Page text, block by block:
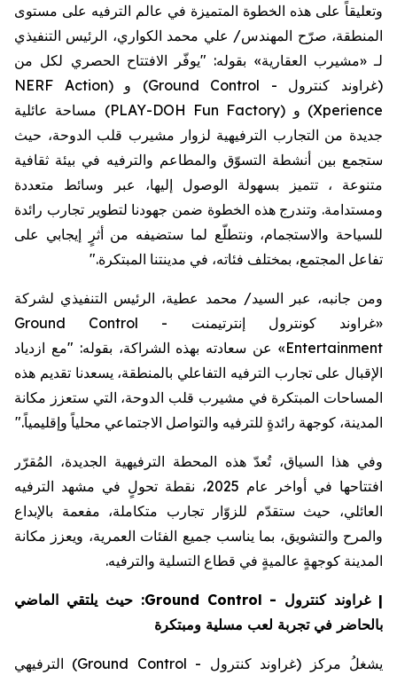
وتعليقاً على هذه الخطوة المتميزة في عالم الترفيه على مستوى
المنطقة، صرّح المهندس/ علي محمد الكواري، الرئيس التنفيذي
لـ «مشيرب العقارية» بقوله: "يوفّر الافتتاح الحصري لكل من
(غراوند كنترول - Ground Control) و (NERF Action
Xperience) و (PLAY-DOH Fun Factory) مساحة عائلية
جديدة من التجارب الترفيهية لزوار مشيرب قلب الدوحة، حيث
ستجمع بين أنشطة التسوّق والمطاعم والترفيه في بيئة ثقافية
متنوعة ، تتميز بسهولة الوصول إليها، عبر وسائط متعددة
ومستدامة. وتندرج هذه الخطوة ضمن جهودنا لتطوير تجارب رائدة
للسياحة والاستجمام، ونتطلّع لما ستضيفه من أثرٍ إيجابي على
تفاعل المجتمع، بمختلف فئاته، في مدينتنا المبتكرة."
ومن جانبه، عبر السيد/ محمد عطية، الرئيس التنفيذي لشركة
«غراوند كونترول إنترتيمنت -
Ground Control
Entertainment» عن سعادته بهذه الشراكة، بقوله: "مع ازدياد
الإقبال على تجارب الترفيه التفاعلي بالمنطقة، يسعدنا تقديم هذه
المساحات المبتكرة في مشيرب قلب الدوحة، التي ستعزز مكانة
المدينة، كوجهة رائدةٍ للترفيه والتواصل الاجتماعي محلياً وإقليمياً."
وفي هذا السياق، تُعدّ هذه المحطة الترفيهية الجديدة، المُقرّر
افتتاحها في أواخر عام 2025، نقطة تحولٍ في مشهد الترفيه
العائلي، حيث ستقدّم للزوّار تجارب متكاملة، مفعمة بالإبداع
والمرح والتشويق، بما يناسب جميع الفئات العمرية، ويعزز مكانة
المدينة كوجهةٍ عالميةٍ في قطاع التسلية والترفيه.
|غراوند كنترول - Ground Control: حيث يلتقي الماضي
بالحاضر في تجربة لعب مسلية ومبتكرة
يشغلُ مركز (غراوند كنترول - Ground Control) الترفيهي